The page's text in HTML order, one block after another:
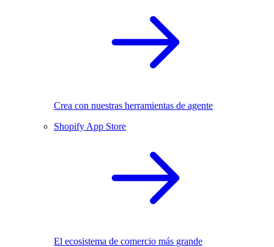
Crea con nuestras herramientas de agente
Shopify App Store
El ecosistema de comercio más grande